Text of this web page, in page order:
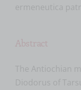
ermeneutica
Abstract
The Antiochian
Diodorus of